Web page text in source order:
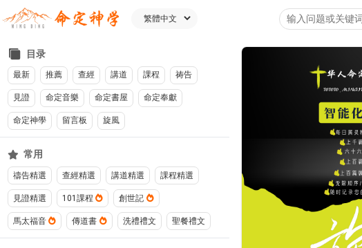
目录
最新 推薦 查經 講道 課程 祷告
見證 命定音樂 命定書屋 命定奉獻
命定神學 留言板 旋風
常用
禱告精選 查經精選 講道精選 課程精選
見證精選 101課程 創世記
馬太福音 傳道書 洗禮禮文 聖餐禮文